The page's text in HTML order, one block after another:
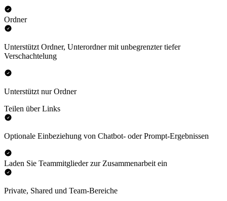
Ordner
Unterstützt Ordner, Unterordner mit unbegrenzter tiefer
Verschachtelung
Unterstützt nur Ordner
Teilen über Links
Optionale Einbeziehung von Chatbot- oder Prompt-Ergebnissen
Laden Sie Teammitglieder zur Zusammenarbeit ein
Private, Shared und Team-Bereiche